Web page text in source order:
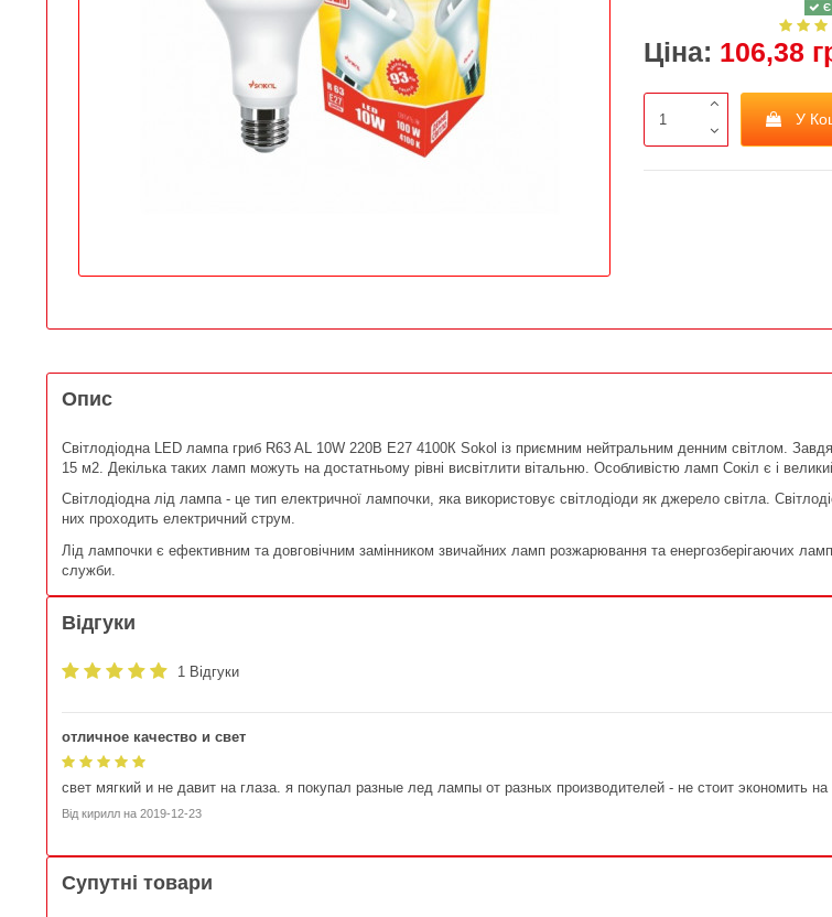
Є
Ціна: 106,38
У
Опис
Світлодіодна LED лампа гриб R63 AL 10W 220В E27 4100К Sokol із приємним нейтральним денним світлом.
15 м2. Декілька таких ламп можуть на достатньому рівні висвітлити вітальню. Особливістю ламп Сокіл є і
Світлодіодна лід лампа - це тип електричної лампочки, яка використовує світлодіоди як джерело світла.
них проходить електричний струм.
Лід лампочки є ефективним та довговічним замінником звичайних ламп розжарювання та енергозберігаючих
служби.
Відгуки
1 Відгуки
отличное качество и свет
свет мягкий и не давит на глаза. я покупал разные лед лампы от разных производителей - не стоит экономить
Від кирилл на 2019-12-23
Супутні товари